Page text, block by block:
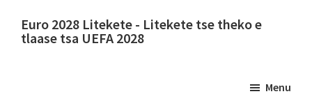
Euro 2028 Litekete - Litekete tse theko e
tlaase tsa UEFA 2028
Menu